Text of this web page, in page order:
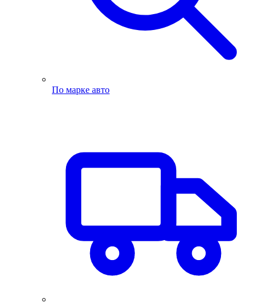
По марке авто